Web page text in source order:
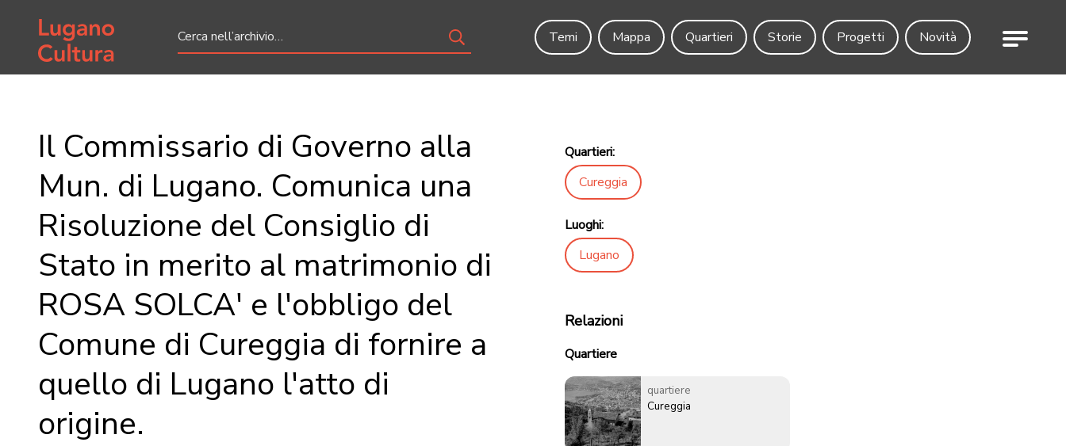
Home page
Temi
Mappa Quartieri Storie Progetti Novità Menu
Il Commissario di Governo alla
Mun. di Lugano. Comunica una
Risoluzione del Consiglio di
Stato in merito al matrimonio di
ROSA SOLCA' e l'obbligo del
Comune di Cureggia di fornire a
quello di Lugano l'atto di
origine.
Quartieri:
Cureggia
Luoghi:
Lugano
Relazioni
Quartiere
quartiere
Cureggia